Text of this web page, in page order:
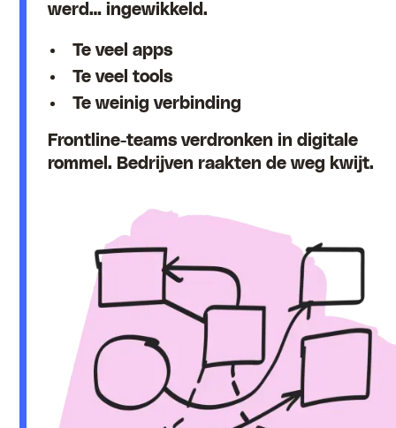
werd… ingewikkeld.
Te veel apps
Te veel tools
Te weinig verbinding
Frontline-teams verdronken in digitale
rommel. Bedrijven raakten de weg kwijt.